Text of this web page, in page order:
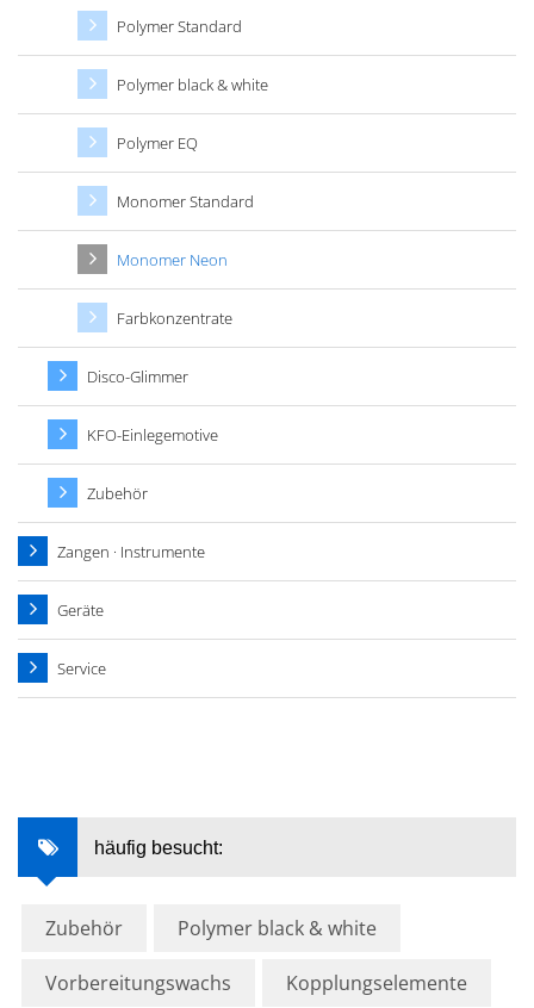
Polymer Standard
Polymer black & white
Polymer EQ
Monomer Standard
Monomer Neon
Farbkonzentrate
Disco-Glimmer
KFO-Einlegemotive
Zubehör
Zangen · Instrumente
Geräte
Service
häufig besucht:
Zubehör Polymer black & white
Vorbereitungswachs Kopplungselemente